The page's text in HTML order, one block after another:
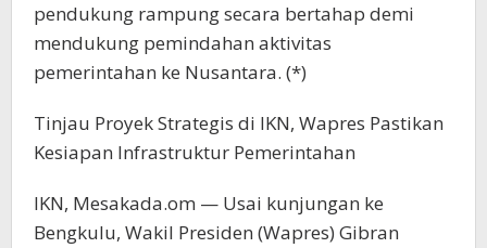
pendukung rampung secara bertahap demi
mendukung pemindahan aktivitas
pemerintahan ke Nusantara. (*)
Tinjau Proyek Strategis di IKN, Wapres Pastikan
Kesiapan Infrastruktur Pemerintahan
IKN, Mesakada.om — Usai kunjungan ke
Bengkulu, Wakil Presiden (Wapres) Gibran